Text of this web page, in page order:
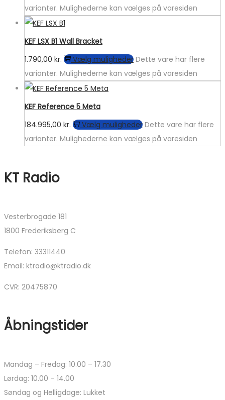
varianter. Mulighederne kan vælges på varesiden
KEF LSX B1 Wall Bracket
1.790,00 kr. Vælg muligheder Dette vare har flere
varianter. Mulighederne kan vælges på varesiden
KEF Reference 5 Meta
184.995,00 kr. Vælg muligheder Dette vare har flere
varianter. Mulighederne kan vælges på varesiden
KT Radio
Vesterbrogade 181
1800 Frederiksberg C
Telefon: 33311440
Email: ktradio@ktradio.dk
CVR: 20475870
Åbningstider
Mandag – Fredag: 10.00 – 17.30
Lørdag: 10.00 – 14.00
Søndag og Helligdage: Lukket